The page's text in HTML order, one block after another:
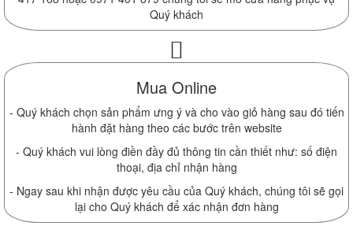
Quý khách
Mua Online
- Quý khách chọn sản phẩm ưng ý và cho vào giỏ hàng sau đó tiến
hành đặt hàng theo các bước trên website
- Quý khách vui lòng điền đầy đủ thông tin cần thiết như: số điện
thoại, địa chỉ nhận hàng
- Ngay sau khi nhận được yêu cầu của Quý khách, chúng tôi sẽ gọi
lại cho Quý khách để xác nhận đơn hàng